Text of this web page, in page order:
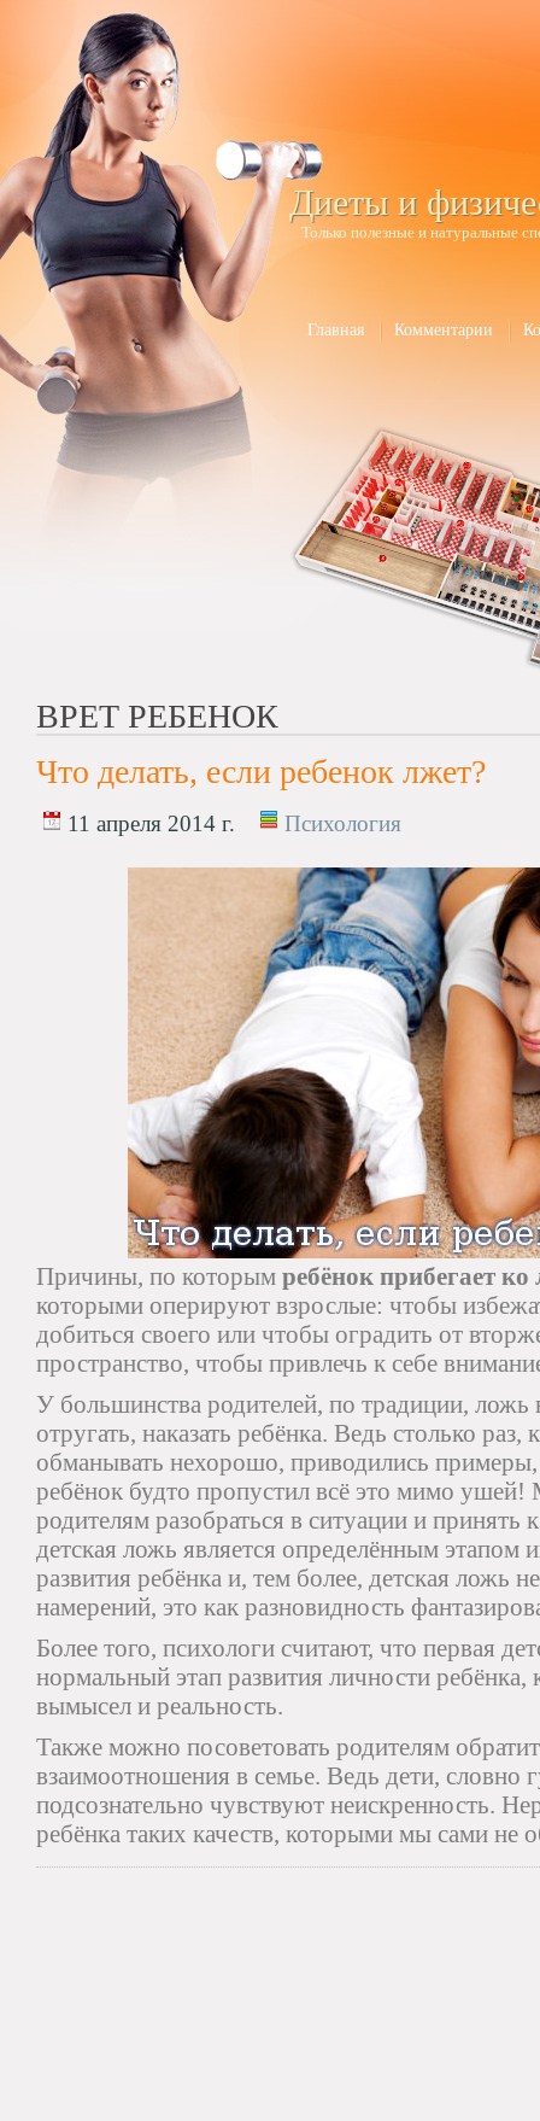
Диеты и
Только полезные и натуральные
Главная Комментарии
ВРЕТ РЕБЕНОК
Что делать, если ребенок лжет?
11 апреля 2014 г. Психология
Причины, по которым ребёнок прибегает
которыми оперируют взрослые: чтобы
добиться своего или чтобы оградить от
пространство, чтобы привлечь к себе
У большинства родителей, по традиции, ложь
отругать, наказать ребёнка. Ведь столько
обманывать нехорошо, приводились примеры,
ребёнок будто пропустил всё это мимо ушей!
родителям разобраться в ситуации и принять
детская ложь является определённым этапом
развития ребёнка и, тем более, детская ложь
намерений, это как разновидность
Более того, психологи считают, что первая
нормальный этап развития личности ребёнка,
вымысел и реальность.
Также можно посоветовать родителям
взаимоотношения в семье. Ведь дети, словно
подсознательно чувствуют неискренность.
ребёнка таких качеств, которыми мы сами не